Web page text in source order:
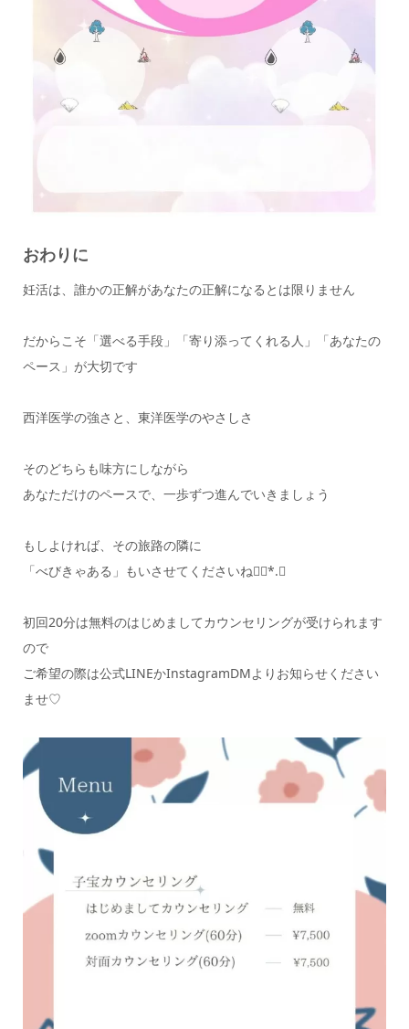
おわりに
妊活は、誰かの正解があなたの正解になるとは限りません
だからこそ「選べる手段」「寄り添ってくれる人」「あなたの
ペース」が大切です
西洋医学の強さと、東洋医学のやさしさ
そのどちらも味方にしながら
あなただけのペースで、一歩ずつ進んでいきましょう
もしよければ、その旅路の隣に
「べびきゃある」もいさせてくださいね❁⃘*.ﾟ
初回20分は無料のはじめましてカウンセリングが受けられます
ので
ご希望の際は公式LINEかInstagramDMよりお知らせください
ませ♡